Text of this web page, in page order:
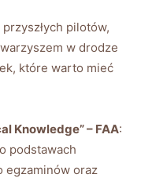
pilotów,‍
w drodze
które warto mieć
Knowledge” – FAA:
podstawach
egzaminów oraz